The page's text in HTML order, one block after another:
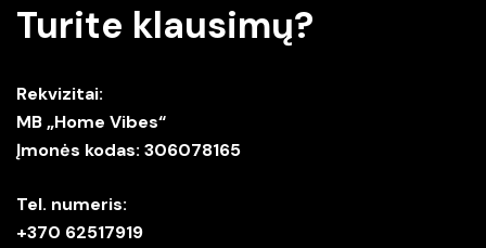
Turite klausimų?
Rekvizitai:
MB „Home Vibes“
Įmonės kodas: 306078165
Tel. numeris:
+370 62517919